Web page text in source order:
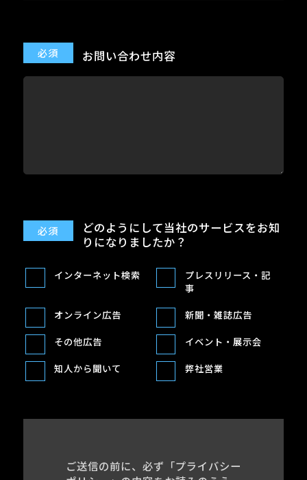
お問い合わせ内容
どのようにして当社のサービスをお知
りになりましたか？
インターネット検索
プレスリリース・記
事
オンライン広告 新聞・雑誌広告
その他広告 イベント・展示会
知人から聞いて 弊社営業
ご送信の前に、必ず「プライバシー